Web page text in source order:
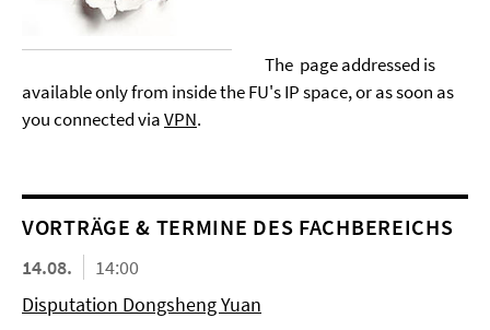
The page addressed is
available only from inside the FU's IP space, or as soon as
you connected viaVPN.
VORTRÄGE & TERMINE DES FACHBEREICHS
14.08.
14:00
Disputation Dongsheng Yuan